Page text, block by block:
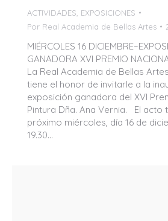
ACTIVIDADES EXPOSICIONES
Por Real Academia de Bellas Artes
MIÉRCOLES 16
GANADORA XVI PREMIO
La Real Academia de Bellas
tiene el honor de invitarle a la
exposición ganadora del XVI
Pintura Dña. Ana Vernia. El acto
próximo miércoles, día 16 de
19.30…